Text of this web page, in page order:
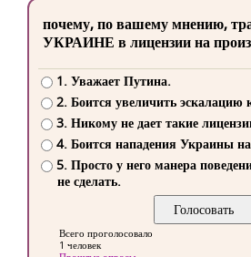
почему, по вашему мнению,
УКРАИНЕ в лицензии на
1. Уважает Путина.
2. Боится увеличить эскалацию
3. Никому не дает такие
4. Боится нападения Украины
5. Просто у него манера
не сделать.
Всего проголосовало
1 человек